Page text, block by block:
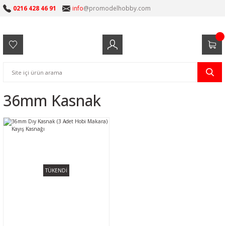
0216 428 46 91 info@promodelhobby.com
36mm Kasnak
TÜKENDİ